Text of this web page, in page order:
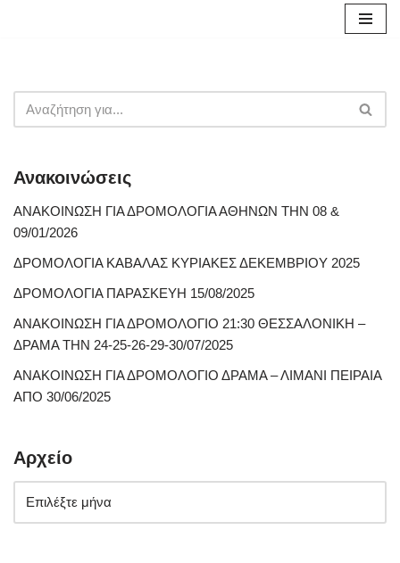
περιεχόμενο
Ανακοινώσεις
ΑΝΑΚΟΙΝΩΣΗ ΓΙΑ ΔΡΟΜΟΛΟΓΙΑ ΑΘΗΝΩΝ ΤΗΝ 08 &
09/01/2026
ΔΡΟΜΟΛΟΓΙΑ ΚΑΒΑΛΑΣ ΚΥΡΙΑΚΕΣ ΔΕΚΕΜΒΡΙΟΥ 2025
ΔΡΟΜΟΛΟΓΙΑ ΠΑΡΑΣΚΕΥΗ 15/08/2025
ΑΝΑΚΟΙΝΩΣΗ ΓΙΑ ΔΡΟΜΟΛΟΓΙΟ 21:30 ΘΕΣΣΑΛΟΝΙΚΗ –
ΔΡΑΜΑ ΤΗΝ 24-25-26-29-30/07/2025
ΑΝΑΚΟΙΝΩΣΗ ΓΙΑ ΔΡΟΜΟΛΟΓΙΟ ΔΡΑΜΑ – ΛΙΜΑΝΙ ΠΕΙΡΑΙΑ
ΑΠΟ 30/06/2025
Αρχείο